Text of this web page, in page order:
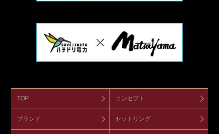
TOP コンセプト
ブランド セットリング